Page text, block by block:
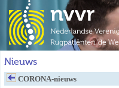
Nieuws
CORONA-nieuws